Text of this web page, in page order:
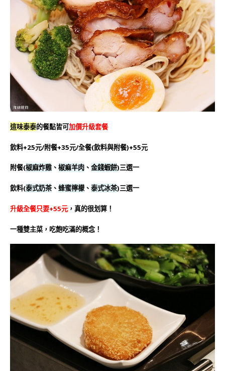
這味泰泰的餐點皆可加價升級套餐
飲料+25元/附餐+35元/全餐(飲料與附餐)+55元
附餐(椒麻炸雞 、 椒痲羊肉 、 金錢蝦餅)三選一
飲料(泰式奶茶、 蜂蜜檸檬 、 泰式冰茶)三選一
升級全餐只要+55元 ，真的很划算！
一種雙主菜，吃飽吃滿的概念！